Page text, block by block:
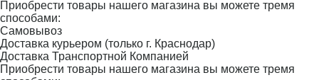
Приобрести товары нашего магазина вы можете тремя
способами:
Самовывоз
Доставка курьером (только г. Краснодар)
Доставка Транспортной Компанией
Приобрести товары нашего магазина вы можете тремя